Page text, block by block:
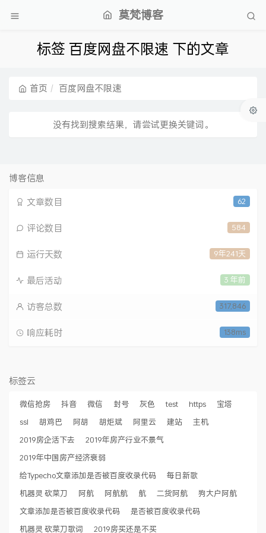
莫梵博客
标签 百度网盘不限速 下的文章
首页 百度网盘不限速
没有找到搜索结果，请尝试更换关键词。
博客信息
62
文章数目
584
评论数目
9年241天
运行天数
3 年前
最后活动
317,846
访客总数
138ms
响应耗时
标签云
微信抢房 抖音 微信 封号 灰色 test https
宝塔
ssl
胡鸡巴 阿胡 胡炬斌 阿里云 建站
主机
2019房企活下去
2019年房产行业不景气
2019年中国房产经济衰弱
给Typecho文章添加是否被百度收录代码
每日新歌
机器灵 砍菜刀
阿航 阿航航 航 二货阿航
狗大户阿航
文章添加是否被百度收录代码
是否被百度收录代码
机器灵 砍菜刀歌词
2019房买还是不买